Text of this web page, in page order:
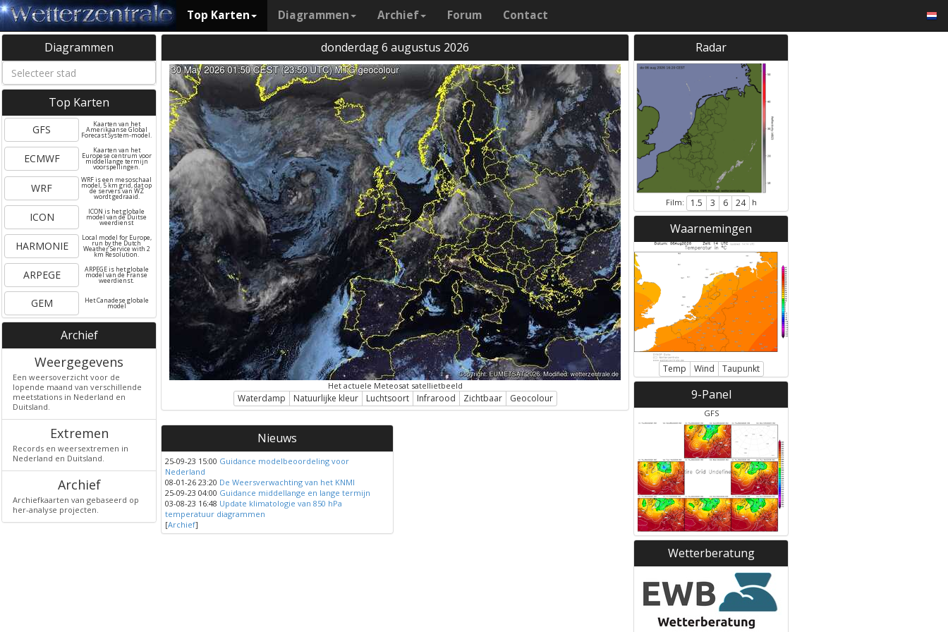
Top Karten Diagrammen Archief Forum Contact
Diagrammen
Top Karten
GFS Kaarten van het
Amerikaanse Global
Forecast System-model.
ECMWF
Kaarten van het
Europese centrum voor
middellange termijn
voorspellingen.
WRF
WRF is een mesoschaal
model, 5 km grid, dat op
de servers van WZ
wordt gedraaid.
ICON ICON is het globale
model van de Duitse
weerdienst
HARMONIE
Local model for Europe,
run by the Dutch
Weather Service with 2
km Resolution.
ARPEGE ARPEGE is het globale
model van de Franse
weerdienst.
GEM Het Canadese globale
model
Archief
Weergegevens
Een weersoverzicht voor de
lopende maand van verschillende
meetstations in Nederland en
Duitsland.
Extremen
Records en weersextremen in
Nederland en Duitsland.
Archief
Archiefkaarten van gebaseerd op
her-analyse projecten.
donderdag 6 augustus 2026
Het actuele Meteosat satellietbeeld
Waterdamp Natuurlijke kleur Luchtsoort Infrarood Zichtbaar Geocolour
Nieuws
25-09-23 15:00 Guidance modelbeoordeling voor
Nederland
08-01-26 23:20 De Weersverwachting van het KNMI
25-09-23 04:00 Guidance middellange en lange termijn
03-08-23 16:48 Update klimatologie van 850 hPa
temperatuur diagrammen
[Archief]
Radar
Film: 1.5 3 6 24 h
Waarnemingen
Temp Wind Taupunkt
9-Panel
GFS
Wetterberatung